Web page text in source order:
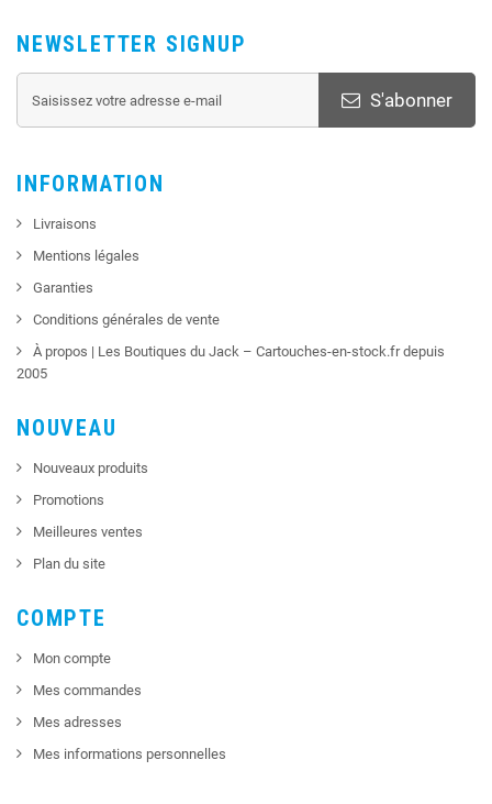
NEWSLETTER SIGNUP
S'abonner
INFORMATION
Livraisons
Mentions légales
Garanties
Conditions générales de vente
À propos | Les Boutiques du Jack – Cartouches-en-stock.fr depuis
2005
NOUVEAU
Nouveaux produits
Promotions
Meilleures ventes
Plan du site
COMPTE
Mon compte
Mes commandes
Mes adresses
Mes informations personnelles